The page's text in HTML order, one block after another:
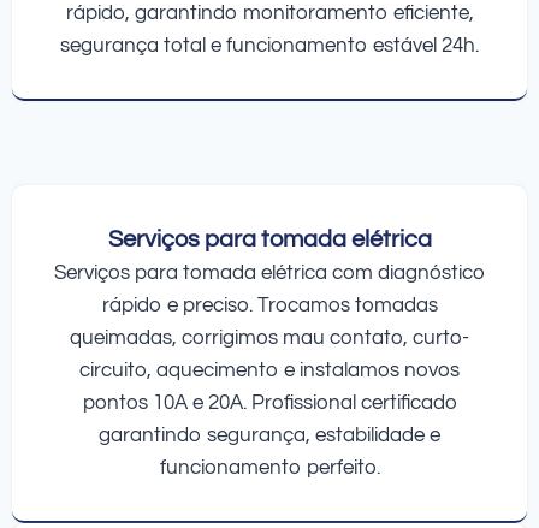
rápido, garantindo monitoramento eficiente,
segurança total e funcionamento estável 24h.
Serviços para tomada elétrica
Serviços para tomada elétrica com diagnóstico
rápido e preciso. Trocamos tomadas
queimadas, corrigimos mau contato, curto-
circuito, aquecimento e instalamos novos
pontos 10A e 20A. Profissional certificado
garantindo segurança, estabilidade e
funcionamento perfeito.